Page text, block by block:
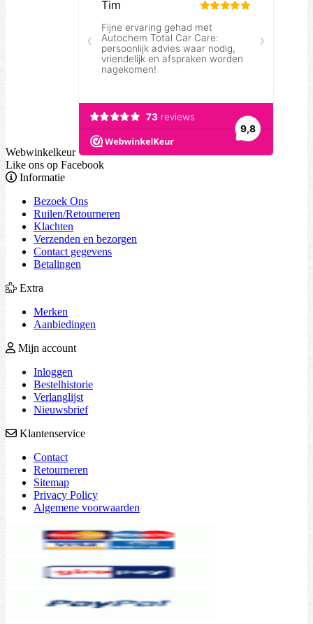
Webwinkelkeur
Like ons op Facebook
Informatie
Bezoek Ons
Ruilen/Retourneren
Klachten
Verzenden en bezorgen
Contact gegevens
Betalingen
Extra
Merken
Aanbiedingen
Mijn account
Inloggen
Bestelhistorie
Verlanglijst
Nieuwsbrief
Klantenservice
Contact
Retourneren
Sitemap
Privacy Policy
Algemene voorwaarden